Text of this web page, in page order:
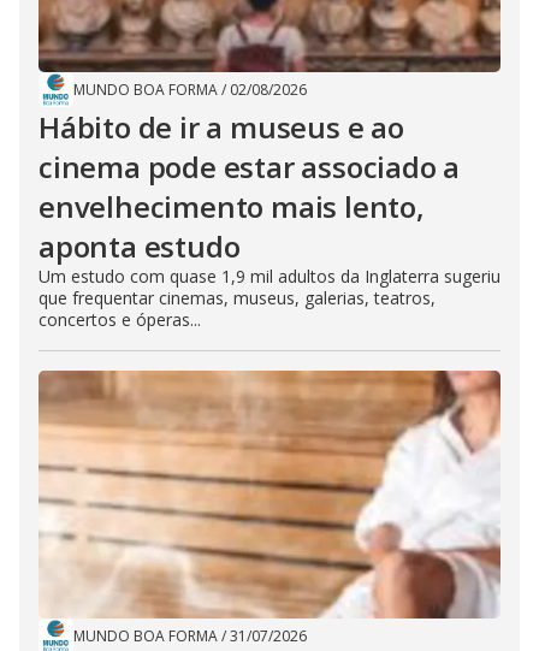
MUNDO BOA FORMA/ 02/08/2026
Hábito de ir a museus e ao
cinema pode estar associado a
envelhecimento mais lento,
aponta estudo
Um estudo com quase 1,9 mil adultos da Inglaterra sugeriu
que frequentar cinemas, museus, galerias, teatros,
concertos e óperas...
MUNDO BOA FORMA/31/07/2026